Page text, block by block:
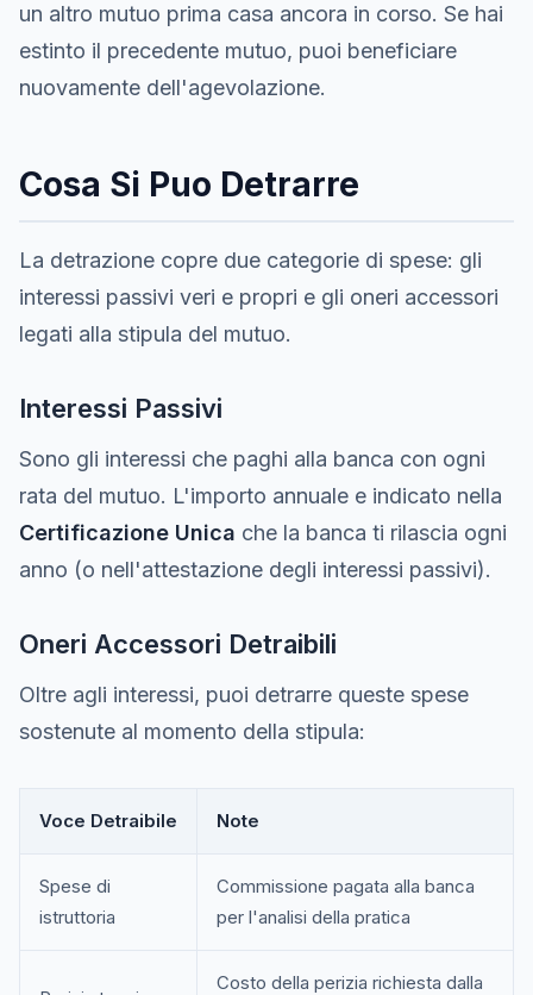
un altro mutuo prima casa ancora in corso. Se hai
estinto il precedente mutuo, puoi beneficiare
nuovamente dell'agevolazione.
Cosa Si Puo Detrarre
La detrazione copre due categorie di spese: gli
interessi passivi veri e propri e gli oneri accessori
legati alla stipula del mutuo.
Interessi Passivi
Sono gli interessi che paghi alla banca con ogni
rata del mutuo. L'importo annuale e indicato nella
Certificazione Unica che la banca ti rilascia ogni
anno (o nell'attestazione degli interessi passivi).
Oneri Accessori Detraibili
Oltre agli interessi, puoi detrarre queste spese
sostenute al momento della stipula:
Voce Detraibile Note
Spese di
istruttoria
Commissione pagata alla banca
per l'analisi della pratica
Costo della perizia richiesta dalla